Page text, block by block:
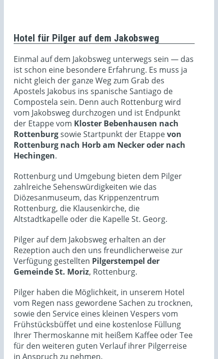
Hotel für Pilger auf dem Jakobsweg
Einmal auf dem Jakobsweg unterwegs sein — das
ist schon eine besondere Erfahrung. Es muss ja
nicht gleich der ganze Weg zum Grab des
Apostels Jakobus ins spanische Santiago de
Compostela sein. Denn auch Rottenburg wird
vom Jakobsweg durchzogen und ist Endpunkt
der Etappe vom Kloster Bebenhausen nach
Rottenburgsowie Startpunkt der Etappevon
Rottenburg nach Horb am Necker oder nach
Hechingen.
Rottenburg und Umgebung bieten dem Pilger
zahlreiche Sehenswürdigkeiten wie das
Diözesanmuseum, das Krippenzentrum
Rottenburg, die Klausenkirche, die
Altstadtkapelle oder die Kapelle St. Georg.
Pilger auf dem Jakobsweg erhalten an der
Rezeption auch den uns freundlicherweise zur
Verfügung gestellten Pilgerstempel der
Gemeinde St. Moriz, Rottenburg.
Pilger haben die Möglichkeit, in unserem Hotel
vom Regen nass gewordene Sachen zu trocknen,
sowie den Service eines kleinen Vespers vom
Frühstücksbüffet und eine kostenlose Füllung
Ihrer Thermoskanne mit heißem Kaffee oder Tee
für den weiteren guten Verlauf ihrer Pilgerreise
in Anspruch zu nehmen.